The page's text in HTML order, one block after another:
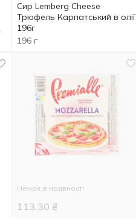
Сир Lemberg Cheese
Трюфель Карпатський в олії
196г
196 г
Немає в наявності
113.30 ₴